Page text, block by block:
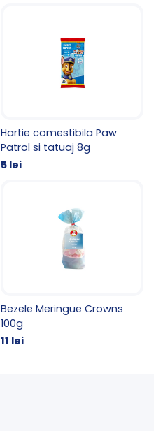
Hartie comestibila Paw
Patrol si tatuaj 8g
5 lei
Bezele Meringue Crowns
100g
11 lei